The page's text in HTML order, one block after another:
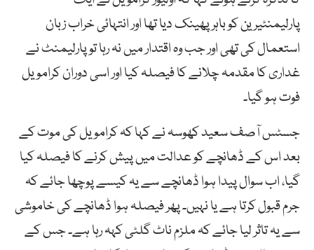
پارلیمنٹیرین کو باہر پھینک دیا تھا اور انتہائی خراب زبان
استعمال کی تھی اور جب وہ اقتدار میں نہ رہا تو پارلیمنٹ نے
غداری کا مقدمہ چلانے کا فیصلہ کیا اور اسی دوران کرامویل
فوت ہو گیا۔
جسٹس آصف سعید کھوسہ نے کہا کہ کرامویل کی موت کے
بعد اس کے ڈھانچے کو عدالت میں پیش کرنے کا فیصلہ کیا
گیا، اب سوال پیدا ہوا ڈھانچے سے یہ کیسے پوچھا جائے کہ
جرم قبول کرتا ہے یا نہیں۔ پھر فیصلہ ہوا ڈھانچے کی خاموشی
سے یہ تاثر لیا جائے کہ ملزم ناٹ گلٹی کہہ رہا ہے۔ جس کے